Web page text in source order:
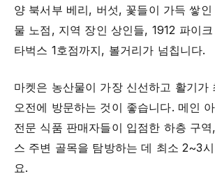
양 북서부 베리, 버섯, 꽃들이 가득 쌓
물 노점, 지역 장인 상인들, 1912 파이
타벅스 1호점까지, 볼거리가 넘칩니다.
마켓은 농산물이 가장 신선하고 활기가
오전에 방문하는 것이 좋습니다. 메인
전문 식품 판매자들이 입점한 하층 구
스 주변 골목을 탐방하는 데 최소 2~3
요.